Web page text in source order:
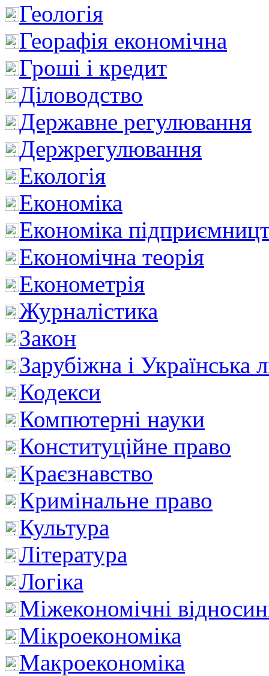
Геологія
Георафія економічна
Гроші і кредит
Діловодство
Державне регулювання
Держрегулювання
Екологія
Економіка
Економіка
Економічна теорія
Економетрія
Журналістика
Закон
Зарубіжна і Українська
Кодекси
Компютерні науки
Конституційне право
Краєзнавство
Кримінальне право
Культура
Література
Логіка
Міжекономічні
Мікроекономіка
Макроекономіка